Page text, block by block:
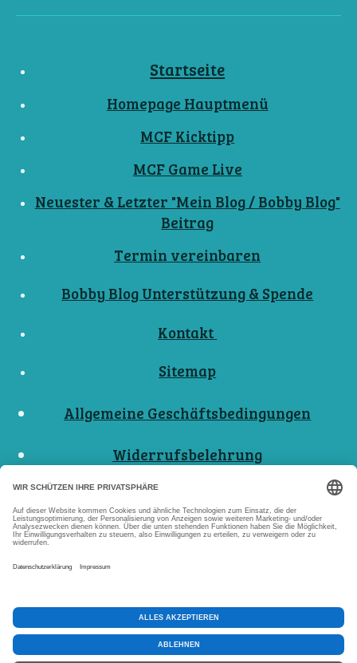
Startseite
Homepage Hauptmenü
MCF Kicktipp
MCF Game Live
Neuester & Letzter "Mein Blog / Bobby Blog"
Beitrag
Termin vereinbaren
Bobby Blog Unterstützung & Spende
Kontakt
Sitemap
Allgemeine Geschäftsbedingungen
Widerrufsbelehrung
Nutzungsbedingungen
Datenschutzerklärungen
Abo Kündigen